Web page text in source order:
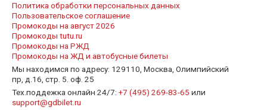
Политика обработки персональных данных
Пользовательское соглашение
Промокоды на август 2026
Промокоды tutu.ru
Промокоды на РЖД
Промокоды на ЖД и автобусные билеты
Мы находимся по адресу: 129110, Москва, Олимпийский
пр, д.16, стр. 5. оф. 25
Тех.поддежка онлайн 24/7: +7 (495) 269-83-65 или
support@gdbilet.ru